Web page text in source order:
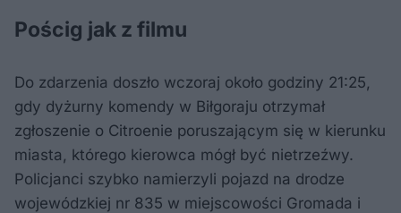
Pościg jak z filmu
Do zdarzenia doszło wczoraj około godziny 21:25,
gdy dyżurny komendy w Biłgoraju otrzymał
zgłoszenie o Citroenie poruszającym się w kierunku
miasta, którego kierowca mógł być nietrzeźwy.
Policjanci szybko namierzyli pojazd na drodze
wojewódzkiej nr 835 w miejscowości Gromada i